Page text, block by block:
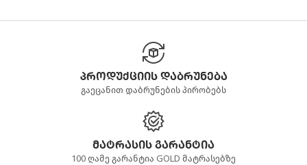
პროდუქციის დაბრუნება
გაეცანით დაბრუნების პირობებს
მატრასის გარანტია
100 ღამე გარანტია GOLD მატრასებზე